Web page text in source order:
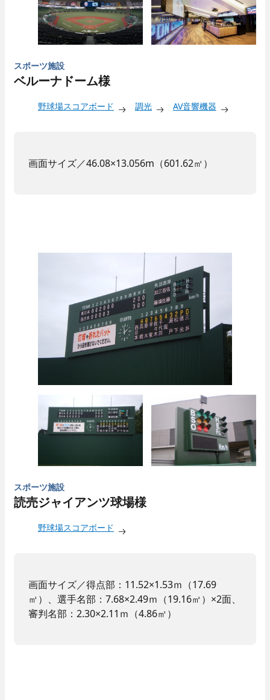
スポーツ施設
ベルーナドーム様
野球場スコアボード 調光 AV音響機器
画面サイズ／46.08×13.056m（601.62㎡）
スポーツ施設
読売ジャイアンツ球場様
野球場スコアボード
画面サイズ／得点部：11.52×1.53ｍ（17.69
㎡）、選手名部：7.68×2.49ｍ（19.16㎡）×2面、
審判名部：2.30×2.11ｍ（4.86㎡）